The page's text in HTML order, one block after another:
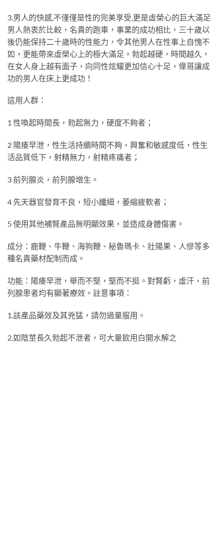
3.男人的快感,不僅僅是性的完美享受,更是虛榮心的巨大滿足
男人熱衷於比較，名貴的跑車，事業的成功相比，三十歲以
後仍能保持二十歲時的性能力，令其他男人在性事上自愧不
如，更能帶來虛榮心上的極大滿足。勃起越硬，時間越久，
在女人身上越有面子，向同性炫耀更加信心十足，偉哥讓成
功的男人在床上更成功！
這用人群：
1 性喚起時間長，勃起無力，硬度不夠者；
2 陽痿早泄，性生活持續時間不夠，興奮和敏感度低，性生
活品質低下，射精無力，射精疼痛者；
3 前列腺炎，前列腺增生。
4 先天器官發育不良，短小纖細，萎縮疲軟者；
5 使用其他補腎產品無明顯效果，並造成身體傷害。
成分：鹿鞭、牛鞭、海狗鞭、秘魯瑪卡、壯陽果、人慘等多
種名貴藥材配制而成。
功能：陽痿早泄，舉而不堅，堅而不挺。對腎虧，虛汗，前
列腺患者均有顯著療效。註意事項：
1.該產品藥效及其兇猛，請勿過量服用。
2.如陰莖長久勃起不泄者，可大量飲用白開水解之